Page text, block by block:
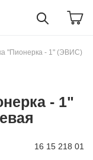
"Пионерка - 1" (ЭВИС)
- 1"
16 15 218 01